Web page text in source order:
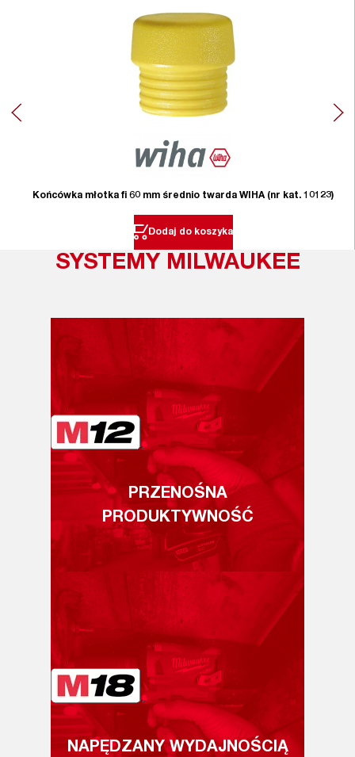
Końcówka młotka fi 60 mm średnio twarda WIHA (nr kat. 10123)
Dodaj do koszyka
SYSTEMY MILWAUKEE
PRZENOŚNA
PRODUKTYWNOŚĆ
NAPĘDZANY WYDAJNOŚCIĄ